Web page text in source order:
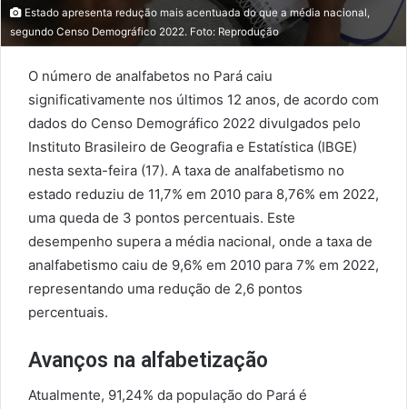
Estado apresenta redução mais acentuada do que a média nacional,
segundo Censo Demográfico 2022. Foto: Reprodução
O número de analfabetos no Pará caiu
significativamente nos últimos 12 anos, de acordo com
dados do Censo Demográfico 2022 divulgados pelo
Instituto Brasileiro de Geografia e Estatística (IBGE)
nesta sexta-feira (17). A taxa de analfabetismo no
estado reduziu de 11,7% em 2010 para 8,76% em 2022,
uma queda de 3 pontos percentuais. Este
desempenho supera a média nacional, onde a taxa de
analfabetismo caiu de 9,6% em 2010 para 7% em 2022,
representando uma redução de 2,6 pontos
percentuais.
Avanços na alfabetização
Atualmente, 91,24% da população do Pará é